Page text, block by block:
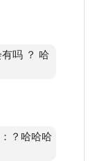
吗 ？ 哈
？哈哈哈